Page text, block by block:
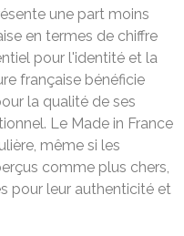
une part moins
en termes de chiffre
pour l'identité et la
française bénéficie
la qualité de ses
Le Made in France
même si les
comme plus chers,
pour leur authenticité et